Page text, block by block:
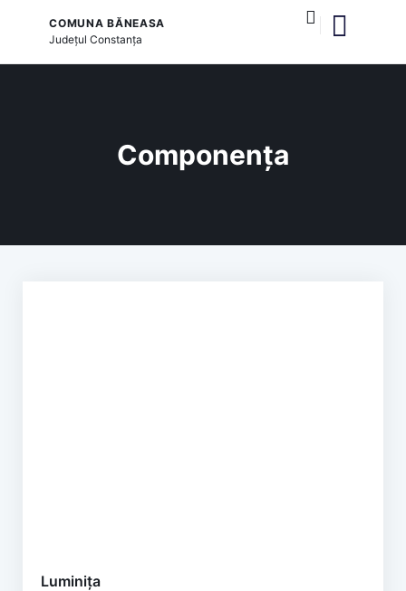
COMUNA BĂNEASA
JudețulConstanța
Componența
Luminița